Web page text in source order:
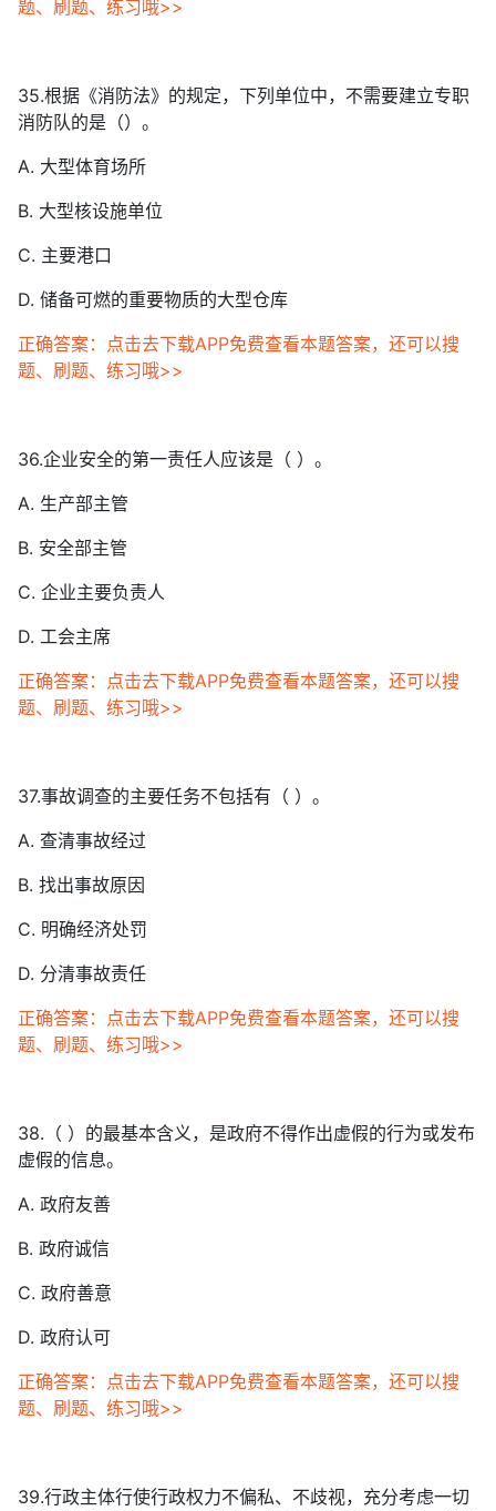
题、刷题、练习哦>>
35.根据《消防法》的规定，下列单位中，不需要建立专职
消防队的是（）。
A. 大型体育场所
B. 大型核设施单位
C. 主要港口
D. 储备可燃的重要物质的大型仓库
正确答案：点击去下载APP免费查看本题答案，还可以搜
题、刷题、练习哦>>
36.企业安全的第一责任人应该是（ ）。
A. 生产部主管
B. 安全部主管
C. 企业主要负责人
D. 工会主席
正确答案：点击去下载APP免费查看本题答案，还可以搜
题、刷题、练习哦>>
37.事故调查的主要任务不包括有（ ）。
A. 查清事故经过
B. 找出事故原因
C. 明确经济处罚
D. 分清事故责任
正确答案：点击去下载APP免费查看本题答案，还可以搜
题、刷题、练习哦>>
38.（ ）的最基本含义，是政府不得作出虚假的行为或发布
虚假的信息。
A. 政府友善
B. 政府诚信
C. 政府善意
D. 政府认可
正确答案：点击去下载APP免费查看本题答案，还可以搜
题、刷题、练习哦>>
39.行政主体行使行政权力不偏私、不歧视，充分考虑一切